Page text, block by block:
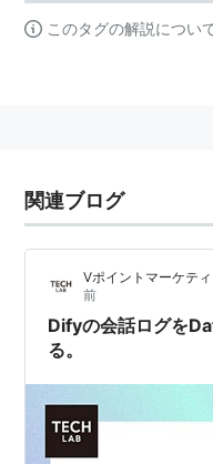
このタグの解説につい
関連ブログ
Vポイントマーケテ
前
Difyの会話ログを
る。